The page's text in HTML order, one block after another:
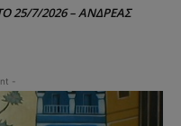
25/7/2026 – ΑΝΔΡΕΑΣ
-